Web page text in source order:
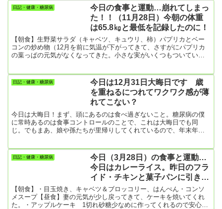
のがいいです）以上、①～③を2セットやるようにしています。晴れ
た日は戸外で①散歩＆ジョギングおおよそ50ｍを全力で走り、その
後、50ｍ～100ｍほど歩く。これを10000歩（目標です）繰...
日記・健康・糖尿病
今日の食事と運動…崩れてしまっ
た！！（11月28日）今朝の体重
は65.8㎏と最低を記録したのに！
【朝食】生野菜サラダ（キャベツ、キュウリ、柿）パプリカとベー
コンの炒め物（12月を前に気温が下がってきて、さすがにパプリカ
の葉っぱの元気がなくなってきた。小さな実がいくつもついている
豆腐1個（小さめの容器入り）焼き芋1個ヨーグルトとジャム【夕
食】(奥さんの体調、今日もすぐれず。なので、「簡単に作れるもの
にしてね」と言う。）きつね・かき揚げうどん大盛り（2玉）カボチ
日記・健康・糖尿病
今日は12月31日大晦日です 歳
を重ねるにつれてワクワク感が薄
れてこない？
今日は大晦日！まず、頭にあるのは食べ過ぎないこと。糖尿病の僕
に常時あるのは食事コントロールのことで、これは大晦日でも同
じ。でもまあ、娘や孫たちが里帰りしてくれているので、年末年始
か。最近、寿命について考えるようになったこと自体、いつ亡くな
ってもおかしくない年齢になったということだろう。そんなことを
考えると、アメリカのバイデン大統領が満81歳にして次期大統領を
日記・健康・糖尿病
今日（3月28日）の食事と運動…
今日はカレーライス。昨日のフラ
イド・チキンと菓子パンに引き続
き食べ過ぎ！もうどうにでもなれ
😔
【朝食】・目玉焼き、キャベツ＆ブロッコリー、はんぺん・コンソ
メスープ【昼食】妻の元気が少し戻ってきて、ケーキを焼いてくれ
た。・アップルケーキ 1切れ砂糖少なめに作ってくれるので安心し